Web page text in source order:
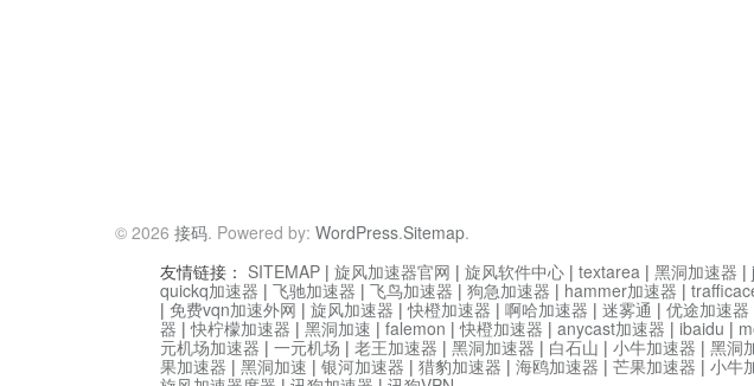
© 2026 接码. Powered by: WordPress.Sitemap.
友情链接： SITEMAP | 旋风加速器官网 | 旋风软件中心 | textarea | 黑洞加速器 |
quickq加速器 | 飞驰加速器 | 飞鸟加速器 | 狗急加速器 | hammer加速器 |
| 免费vqn加速外网 | 旋风加速器 |快橙加速器 | 啊哈加速器 | 迷雾通 | 优途加速器
器 |快柠檬加速器 | 黑洞加速 | falemon |快橙加速器 | anycast加速器 | ibaidu |
元机场加速器 | 一元机场 | 老王加速器 | 黑洞加速器 | 白石山 | 小牛加速器 | 黑洞
果加速器 | 黑洞加速 | 银河加速器 | 猎豹加速器 | 海鸥加速器 | 芒果加速器 | 小牛